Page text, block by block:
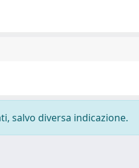
salvo diversa indicazione.